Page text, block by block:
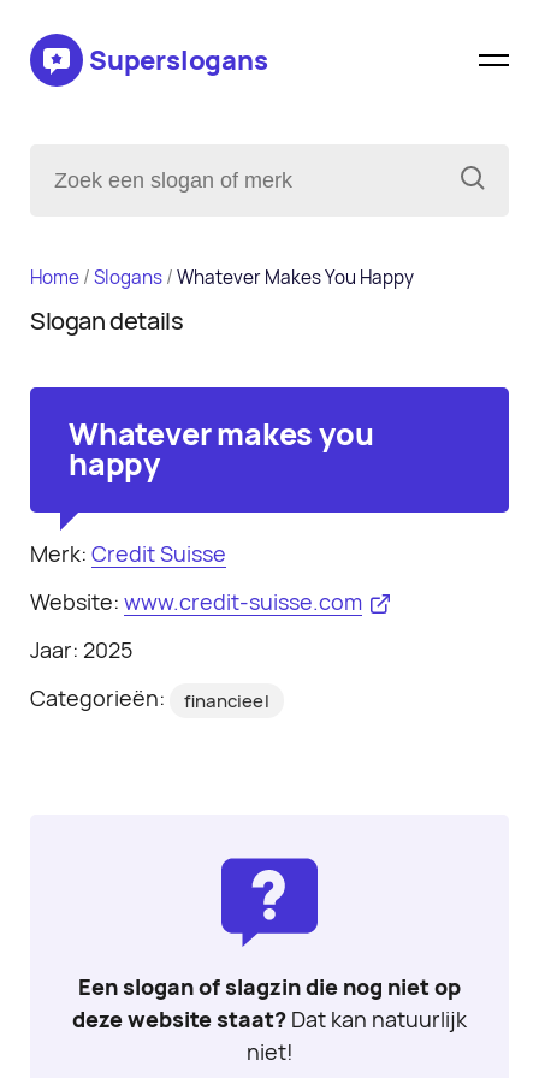
Superslogans
Home/Slogans/Whatever Makes You Happy
Slogan details
Whatever makes you
happy
Merk: Credit Suisse
Website: www.credit-suisse.com
Jaar: 2025
Categorieën:
financieel
Een slogan of slagzin die nog niet op
deze website staat? Dat kan natuurlijk
niet!